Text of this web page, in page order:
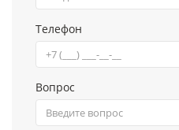
Телефон
Вопрос